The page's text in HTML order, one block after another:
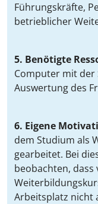
Führungskräfte,
betrieblicher
5. Benötigte
Computer mit der
Auswertung des
6. Eigene
dem Studium als
gearbeitet. Bei
beobachten, dass
Arbeitsplatz nicht